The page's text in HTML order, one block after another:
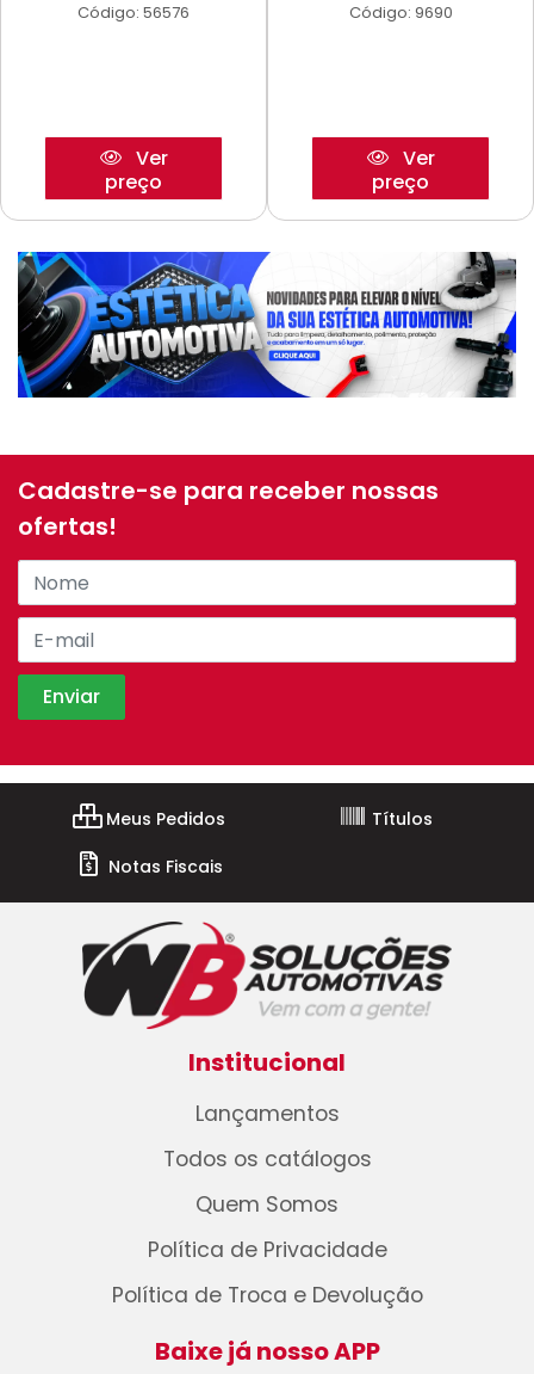
Código: 56576
Ver
preço
Código: 9690
Ver
preço
Cadastre-se para receber nossas
ofertas!
Meus Pedidos
Títulos
Notas Fiscais
Institucional
Lançamentos
Todos os catálogos
Quem Somos
Política de Privacidade
Política de Troca e Devolução
Baixe já nosso APP